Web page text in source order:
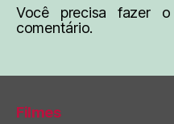
Você precisa fazer o
comentário.
Filmes